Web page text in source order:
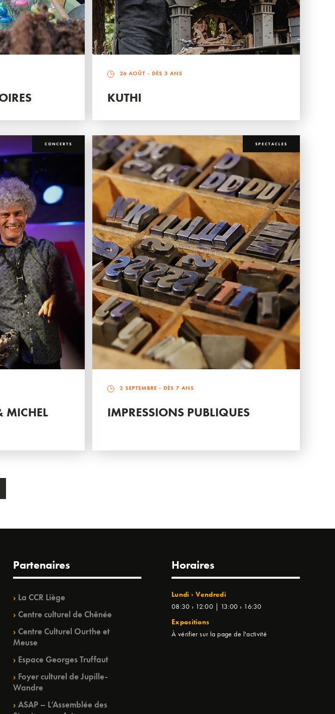
26 AOÛT - DÈS 3 ANS
KUTHI
CONCERTS
MICHEL
SPECTACLES
2 SEPTEMBRE - DÈS 7 ANS
IMPRESSIONS PUBLIQUES
Partenaires
La CCR Liège
Centre culturel de Chênée
Centre Culturel Ourthe et
Meuse
Espace Georges Truffaut
Foyer culturel de Jupille-
Wandre
ASAP – L’Assemblée des
Horaires
Lundi › Vendredi
08:30 › 12:00 | 13:00 › 16:30
Expositions
À vérifier sur la page de l'activité